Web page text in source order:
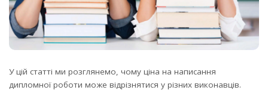
У цій статті ми розглянемо, чому ціна на написання
дипломної роботи може відрізнятися у різних виконавців.